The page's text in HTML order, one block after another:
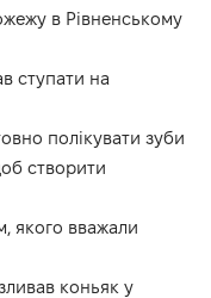
в Рівненському
ступати на
полікувати зуби
створити
якого вважали
коньяк у